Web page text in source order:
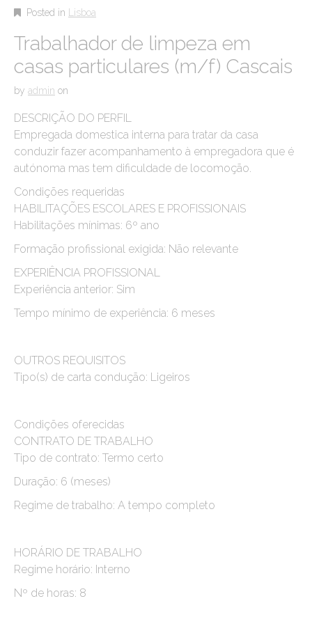
Posted in Lisboa
Trabalhador de limpeza em
casas particulares (m/f) Cascais
by admin on
DESCRIÇÃO DO PERFIL
Empregada domestica interna para tratar da casa
conduzir fazer acompanhamento à empregadora que é
autónoma mas tem dificuldade de locomoção.
Condições requeridas
HABILITAÇÕES ESCOLARES E PROFISSIONAIS
Habilitações mínimas: 6º ano
Formação profissional exigida: Não relevante
EXPERIÊNCIA PROFISSIONAL
Experiência anterior: Sim
Tempo mínimo de experiência: 6 meses
OUTROS REQUISITOS
Tipo(s) de carta condução: Ligeiros
Condições oferecidas
CONTRATO DE TRABALHO
Tipo de contrato: Termo certo
Duração: 6 (meses)
Regime de trabalho: A tempo completo
HORÁRIO DE TRABALHO
Regime horário: Interno
Nº de horas: 8